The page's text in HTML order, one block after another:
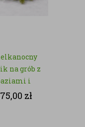
na grób z
i
– z
zł